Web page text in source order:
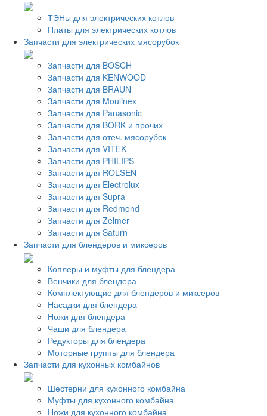
ТЭНы для электрических котлов
Платы для электрических котлов
Запчасти для электрических мясорубок
Запчасти для BOSCH
Запчасти для KENWOOD
Запчасти для BRAUN
Запчасти для Moulinex
Запчасти для Panasonic
Запчасти для BORK и прочих
Запчасти для отеч. мясорубок
Запчасти для VITEK
Запчасти для PHILIPS
Запчасти для ROLSEN
Запчасти для Electrolux
Запчасти для Supra
Запчасти для Redmond
Запчасти для Zelmer
Запчасти для Saturn
Запчасти для блендеров и миксеров
Коплеры и муфты для блендера
Венчики для блендера
Комплектующие для блендеров и миксеров
Насадки для блендера
Ножи для блендера
Чаши для блендера
Редукторы для блендера
Моторные группы для блендера
Запчасти для кухонных комбайнов
Шестерни для кухонного комбайна
Муфты для кухонного комбайна
Ножи для кухонного комбайна